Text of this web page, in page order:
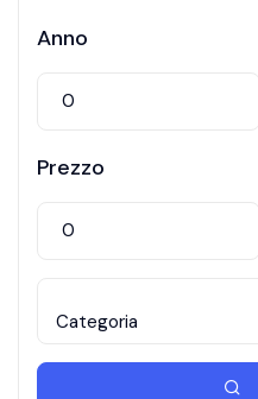
Anno
Prezzo
Categoria